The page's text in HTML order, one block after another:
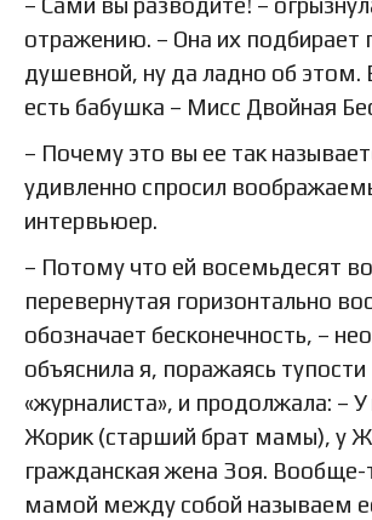
отражению. – Она их подбирает
душевной, ну да ладно об этом.
есть бабушка – Мисс Двойная
– Почему это вы ее так
удивленно спросил
интервьюер.
– Потому что ей восемьдесят
перевернутая горизонтально
обозначает бесконечность, –
объяснила я, поражаясь тупости
«журналиста», и продолжала: – У
Жорик (старший брат мамы), у
гражданская жена Зоя.
мамой между собой называем